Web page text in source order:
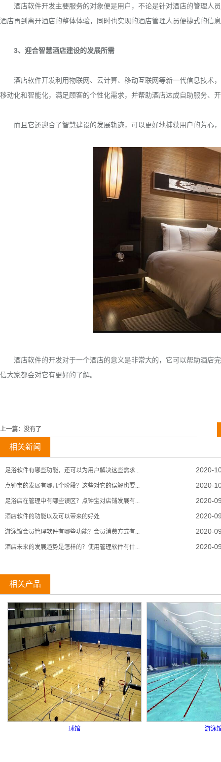
酒店软件开发主要服务的对象便是用户，不论是针对酒店的管理人
酒店再到离开酒店的整体体验，同时也实现的酒店管理人员便捷式的信
3、迎合智慧酒店建设的发展所需
酒店软件开发利用物联网、云计算、移动互联网等新一代信息技术
移动化和智能化，满足顾客的个性化需求，并帮助酒店达成自助服务、
而且它还迎合了智慧建设的发展轨迹，可以更好地捕获用户的芳心
酒店软件的开发对于一个酒店的意义是非常大的，它可以帮助酒店
信大家都会对它有更好的了解。
上一篇： 没有了
相关新闻
足浴软件有哪些功能，还可以为用户解决这些需求... 2020-
点钟宝的发展有哪几个阶段？这些对它的误解也要... 2020-
足浴店在管理中有哪些误区？点钟宝对店铺发展有... 2020-
酒店软件的功能以及可以带来的好处 2020-
游泳馆会员管理软件有哪些功能？会员消费方式有... 2020-
酒店未来的发展趋势是怎样的？使用管理软件有什... 2020-
相关产品
球馆 游泳